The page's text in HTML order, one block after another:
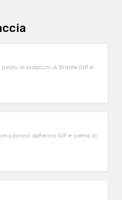
pesto di pistacchi di Bronte IGP e
datterino IGP e crema di